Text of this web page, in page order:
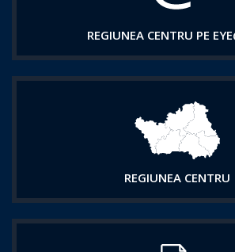
REGIUNEA CENTRU PE
REGIUNEA CENTRU